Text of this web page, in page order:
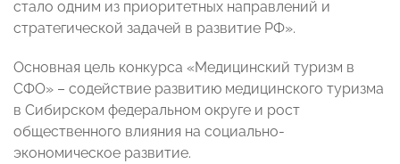
стало одним из приоритетных направлений и
стратегической задачей в развитие РФ».
Основная цель конкурса «Медицинский туризм в
СФО» – содействие развитию медицинского туризма
в Сибирском федеральном округе и рост
общественного влияния на социально-
экономическое развитие.